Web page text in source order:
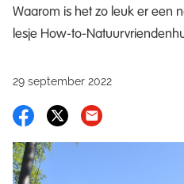
Waarom is het zo leuk er een
lesje How-to-
29 september 2022